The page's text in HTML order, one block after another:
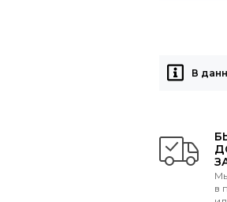
В
в